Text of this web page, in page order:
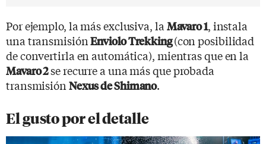
Por ejemplo, la más exclusiva, la Mavaro 1, instala
una transmisiónEnviolo Trekking(con posibilidad
de convertirla en automática), mientras que en la
Mavaro 2se recurre a una más que probada
transmisión Nexus de Shimano.
El gusto por el detalle